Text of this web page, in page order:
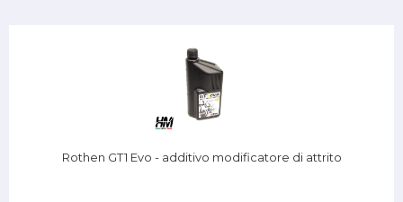
Rothen GT1 Evo - additivo modificatore di attrito